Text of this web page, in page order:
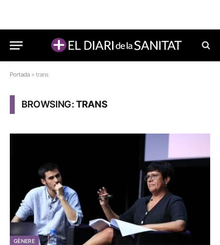
Portada » trans
BROWSING:TRANS
GÈNERE